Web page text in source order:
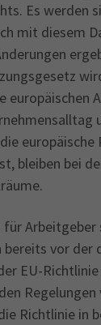
Es werden
mit diesem
europäischen
bleiben bei
für
bereits vor der
EU-
Richtlinie in